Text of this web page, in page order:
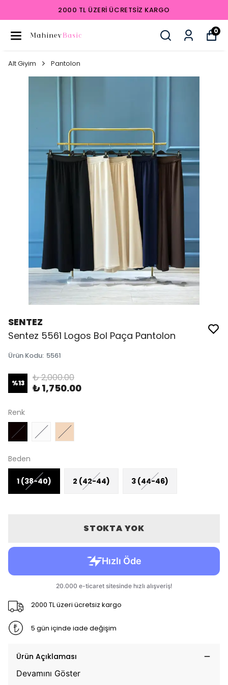
2000 TL ÜZERI ÜCRETSIZ KARGO
0
Alt Giyim Pantolon
SENTEZ
Sentez 5561 Logos Bol Paça Pantolon
Ürün Kodu: 5561
%13 ₺ 2,000.00
₺ 1,750.00
Renk
Beden
1 (38-40) 2 (42-44) 3 (44-46)
STOKTA YOK
2000 TL üzeri ücretsiz kargo
5 gün içinde iade değişim
Ürün Açıklaması
Devamını Göster